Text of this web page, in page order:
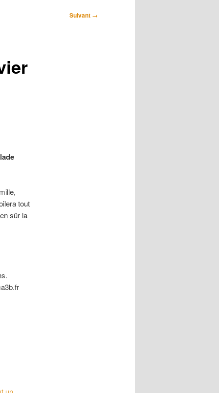
Suivant →
tout
sûr la